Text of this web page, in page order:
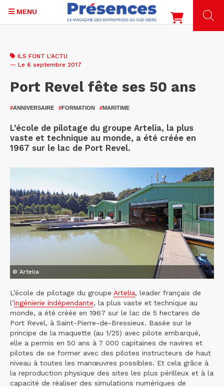
contenu
MENU
ILS FONT L'ACTU
— Le 6 septembre 2017
Port Revel fête ses 50 ans
#ANNIVERSAIRE #FORMATION #MARITIME
L’école de pilotage du groupe Artelia, la plus
vaste et technique au monde, a été créée en
1967 sur le lac de Port Revel.
© Artelia
L’école de pilotage du groupe Artelia, leader français de
l’ingénierie indépendante, la plus vaste et technique au
monde, a été créée en 1967 sur le lac de 5 hectares de
Port Revel, à Saint-Pierre-de-Bressieux. Basée sur le
principe de la maquette (au 1/25) avec pilote embarqué,
elle a permis en 50 ans à 7 000 capitaines de navires et
pilotes de se former avec des pilotes instructeurs de haut
niveau à toutes les manœuvres possibles. Et cela grâce à
la reproduction physique des sites les plus périlleux et à la
capacité de réaliser des simulations numériques de